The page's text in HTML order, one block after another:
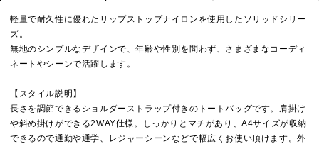
軽量で耐久性に優れたリップストップナイロンを使用したソリッドシリー
ズ。
無地のシンプルなデザインで、年齢や性別を問わず、さまざまなコーディ
ネートやシーンで活躍します。
【スタイル説明】
長さを調節できるショルダーストラップ付きのトートバッグです。肩掛け
や斜め掛けができる2WAY仕様。しっかりとマチがあり、A4サイズが収納
できるので通勤や通学、レジャーシーンなどで幅広くお使い頂けます。外